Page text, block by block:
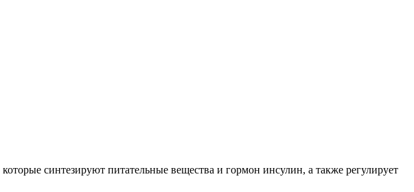
синтезируют питательные вещества и гормон инсулин, а также регулирует